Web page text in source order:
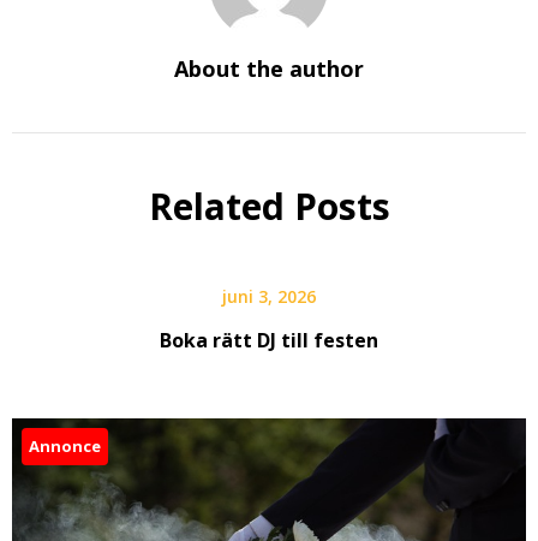
About the author
Related Posts
juni 3, 2026
Boka rätt DJ till festen
Annonce